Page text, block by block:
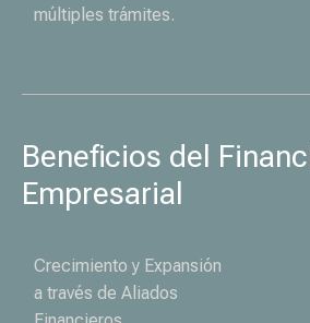
múltiples trámites.
Beneficios del
Empresarial
Crecimiento y Expansión
a través de Aliados